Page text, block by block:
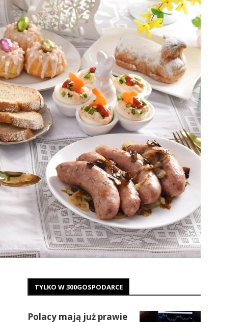
TYLKO W 300GOSPODARCE
Polacy mają już prawie